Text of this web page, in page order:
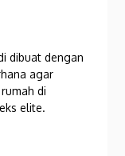
dibuat dengan
agar
di
elite.